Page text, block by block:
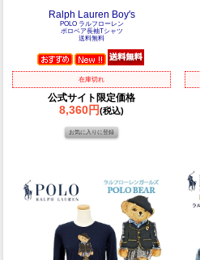
Ralph Lauren Boy's
POLO ラルフローレン
ポロベア長袖Tシャツ
送料無料
在庫切れ
公式サイト限定価格
8,360円(税込)